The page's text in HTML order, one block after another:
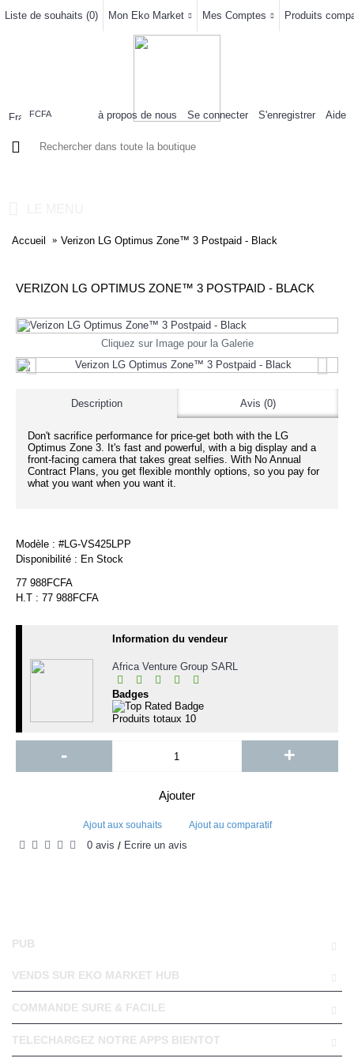
Liste de souhaits (0) Mon Eko Market Mes Comptes Produits
FCFA à propos de nous Se connecter S'enregistrer Aide
Accueil Verizon LG Optimus Zone™ 3 Postpaid - Black
VERIZON LG OPTIMUS ZONE™ 3 POSTPAID - BLACK
Cliquez sur Image pour la Galerie
Description Avis (0)
Don't sacrifice performance for price-get both with the LG
Optimus Zone 3. It's fast and powerful, with a big display and a
front-facing camera that takes great selfies. With No Annual
Contract Plans, you get flexible monthly options, so you pay for
what you want when you want it.
Modèle : #LG-VS425LPP
Disponibilité : En Stock
77 988FCFA
H.T : 77 988FCFA
Information du vendeur
Africa Venture Group SARL
Badges
Produits totaux 10
- +
Ajouter
Ajout aux souhaits Ajout au comparatif
0 avis / Écrire un avis
PUB
VENDS SUR EKO MARKET HUB
COMMANDE SURE & FACILE
TELECHARGEZ NOTRE APPS BIENTOT